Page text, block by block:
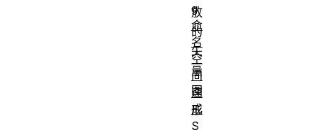
放
的
矢
量
图
形
g
命
名
空
间
速
成
S